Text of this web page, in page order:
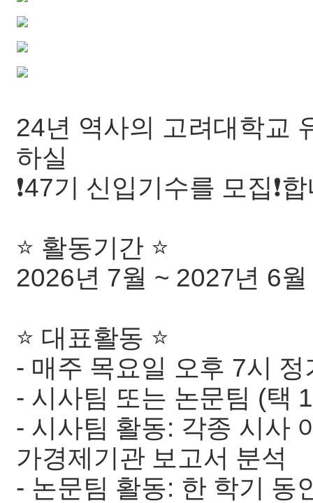
24년 역사의 고려대학교
하실
❗️47기 신입기수를 모집❗️
⭐️ 활동기간 ⭐️
2026년 7월 ~ 2027년 6월
⭐️ 대표활동 ⭐
- 매주 목요일 오후 7시 정
- 시사팀 또는 논문팀 (택
- 시사팀 활동: 각종 시사
가경제기관 보고서 분석
- 논문팀 활동: 한 학기 동